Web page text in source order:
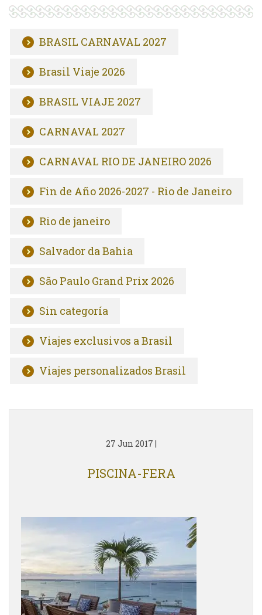
BRASIL CARNAVAL 2027
Brasil Viaje 2026
BRASIL VIAJE 2027
CARNAVAL 2027
CARNAVAL RIO DE JANEIRO 2026
Fin de Año 2026-2027 - Rio de Janeiro
Rio de janeiro
Salvador da Bahia
São Paulo Grand Prix 2026
Sin categoría
Viajes exclusivos a Brasil
Viajes personalizados Brasil
27 Jun 2017 |
PISCINA-FERA